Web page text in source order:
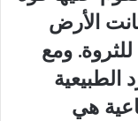
الأرض
ومع
الطبيعية
هي